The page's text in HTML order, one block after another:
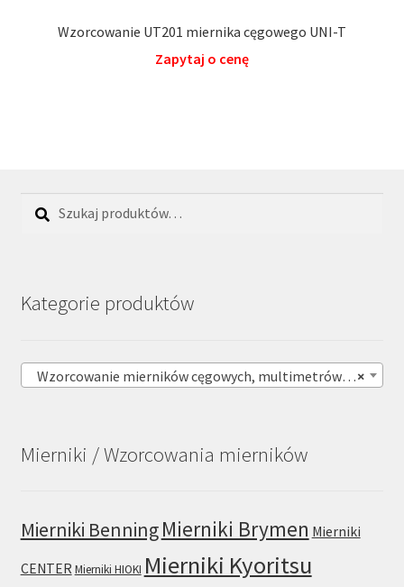
Wzorcowanie UT201 miernika cęgowego UNI-T
Zapytaj o cenę
Kategorie produktów
×
Wzorcowanie mierników cęgowych, multimetrów cęgowych (257)
Mierniki / Wzorcowania mierników
Mierniki BenningMierniki Brymen Mierniki
CENTER Mierniki HIOKI Mierniki Kyoritsu